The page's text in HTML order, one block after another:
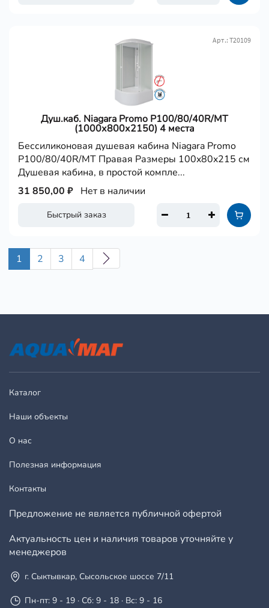
Душ.каб. Niagara Promo P100/80/40R/MT
(1000х800х2150) 4 места
Арт.: Т20109
Бессиликоновая душевая кабина Niagara Promo
P100/80/40R/MT Правая Размеры 100x80x215 см
Душевая кабина, в простой компле...
Быстрый заказ
31 850,00 ₽ Нет в наличии
1 2 3 4
Каталог
Наши объекты
О нас
Полезная информация
Контакты
Предложение не является публичной офертой
Актуальность цен и наличия товаров уточняйте у
менеджеров
г. Сыктывкар, Сысольское шоссе 7/11
Пн-пт: 9 - 19 · Сб: 9 - 18 · Вс: 9 - 16